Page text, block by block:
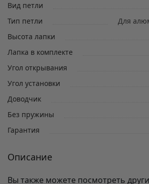
Вид петли
Тип петли
Для
Высота лапки
Лапка в комплекте
Угол открывания
Угол установки
Доводчик
Без пружины
Гарантия
Описание
Вы также можете посмотреть